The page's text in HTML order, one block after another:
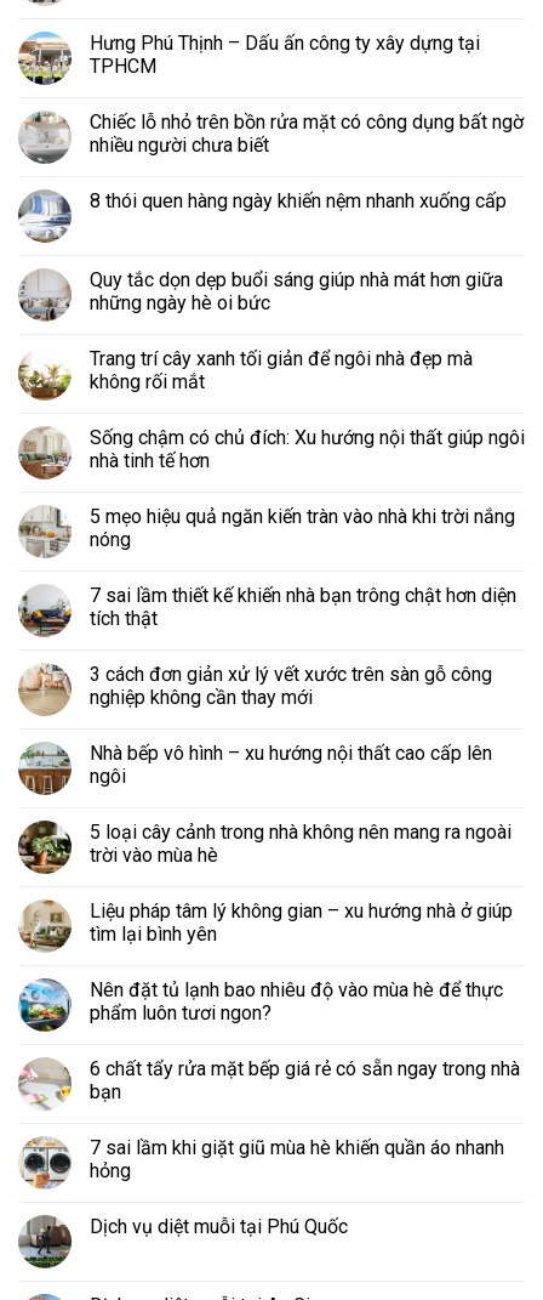
Hưng Phú Thịnh – Dấu ấn công ty xây dựng tại
TPHCM
Chiếc lỗ nhỏ trên bồn rửa mặt có công dụng bất ngờ
nhiều người chưa biết
8 thói quen hàng ngày khiến nệm nhanh xuống cấp
Quy tắc dọn dẹp buổi sáng giúp nhà mát hơn giữa
những ngày hè oi bức
Trang trí cây xanh tối giản để ngôi nhà đẹp mà
không rối mắt
Sống chậm có chủ đích: Xu hướng nội thất giúp ngôi
nhà tinh tế hơn
5 mẹo hiệu quả ngăn kiến tràn vào nhà khi trời nắng
nóng
7 sai lầm thiết kế khiến nhà bạn trông chật hơn diện
tích thật
3 cách đơn giản xử lý vết xước trên sàn gỗ công
nghiệp không cần thay mới
Nhà bếp vô hình – xu hướng nội thất cao cấp lên
ngôi
5 loại cây cảnh trong nhà không nên mang ra ngoài
trời vào mùa hè
Liệu pháp tâm lý không gian – xu hướng nhà ở giúp
tìm lại bình yên
Nên đặt tủ lạnh bao nhiêu độ vào mùa hè để thực
phẩm luôn tươi ngon?
6 chất tẩy rửa mặt bếp giá rẻ có sẵn ngay trong nhà
bạn
7 sai lầm khi giặt giũ mùa hè khiến quần áo nhanh
hỏng
Dịch vụ diệt muỗi tại Phú Quốc